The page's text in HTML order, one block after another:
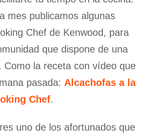
mes publicamos algunas
Chef de Kenwood, para
que dispone de una
Como la receta con vídeo que
pasada: Alcachofas a la
Chef.
uno de los afortunados que